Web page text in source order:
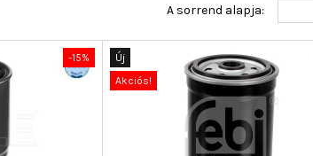
A sorrend alapja:
-15%
Új
Akciós!